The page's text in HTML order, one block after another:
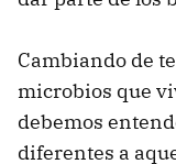
Cambiando de
microbios que
debemos
diferentes a